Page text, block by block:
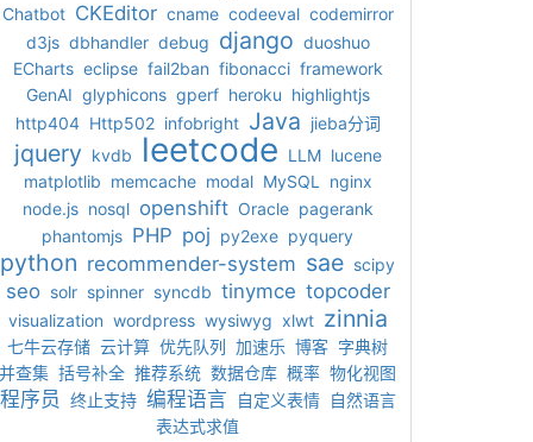
Chatbot CKEditor cname codeeval codemirror
d3js dbhandler debug django duoshuo
ECharts eclipse fail2ban fibonacci framework
GenAI glyphicons gperf heroku highlightjs
http404 Http502 infobright Java jieba分词
jquery kvdb leetcode LLM lucene
matplotlib memcache modal MySQL
nginx
node.js nosql openshift Oracle pagerank
phantomjs PHP poj py2exe pyquery
python recommender-system sae scipy
seo solr spinner syncdb tinymce topcoder
visualization wordpress wysiwyg xlwt zinnia
七牛云存储 云计算 优先队列 加速乐 博客 字典树
并查集 括号补全 推荐系统 数据仓库 概率 物化视图
程序员 终止支持 编程语言 自定义表情
自然语言
表达式求值